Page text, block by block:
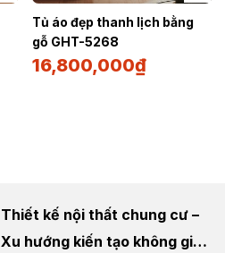
Tủ áo đẹp thanh lịch bằng
gỗ GHT-5268
16,800,000₫
Thiết kế nội thất chung cư –
Xu hướng kiến tạo không gian